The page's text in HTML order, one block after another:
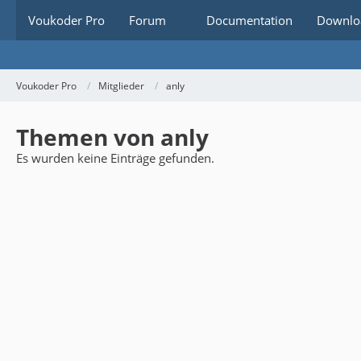
Voukoder Pro Forum Documentation
Voukoder Pro Mitglieder anly
Themen von anly
Es wurden keine Einträge gefunden.